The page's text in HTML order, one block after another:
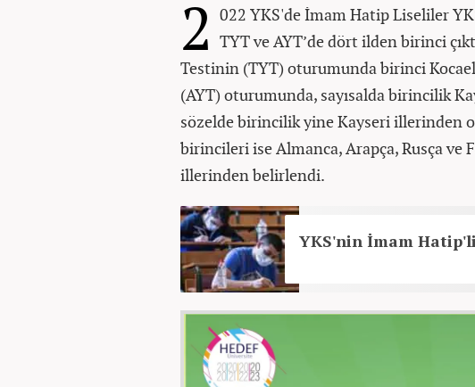
2 022 YKS'de İmam Hatip Liseliler
TYT ve AYT’de dört ilden birinci
Testinin (TYT) oturumunda birinci
(AYT) oturumunda, sayısalda birincilik
sözelde birincilik yine Kayseri illerinden
birincileri ise Almanca, Arapça, Rusça ve
illerinden belirlendi.
YKS'nin İmam